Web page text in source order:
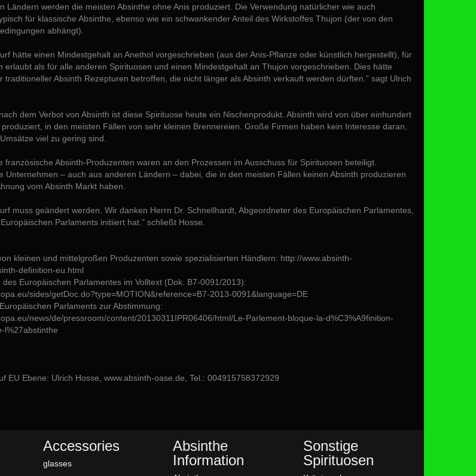
Ländern werden die meisten Absinthe ohne Anis produziert. Die Verwendung natürlicher wie auch
für klassische Absinthe, ebenso wie ein schwankender Anteil des Wirkstoffes Thujon (der von den
abhängt).
hätte einen Mindestgehalt an Anethol vorgeschrieben (aus der Anis-Pflanze oder künstlich hergestellt), für
erlaubt als für alle anderen Spirituosen und einen Mindestgehalt an Thujon vorgeschrieben. Dies hätte
traditioneller Absinth Rezepturen betroffen, die nicht länger als Absinth verkauft werden dürften.” sagt Ulrich
dem Verbot von Absinth ist diese Spirituose heute ein Nischenprodukt. Absinth wird von über einhundert
in den meisten Fällen von sehr kleinen Brennereien. Große Firmen haben kein Interesse daran,
viel zu gering sind.
französische Absinth-Produzenten waren an den Prozessen im Ausschuss für Spirituosen beteiligt.
Unternehmen – auch aus anderen Ländern – dabei, die in den meisten Fällen keinen Absinth produzieren
vom Absinth Markt haben.
muss geändert werden. Wir danken Herrn Dr. Schnellhardt, Abgeordneter des Europäischen Parlamentes,
Parlaments initiiert hat.” schließt Hosse.
kleinen und mittelgroßen Produzenten sowie spezialisierten Händlern: http://www.absinth-
definition-eu.html
Europäischen Parlamentes im Volltext (Dok. B7-0091/2013):
sides/getDoc.do?type=MOTION&reference=B7-2013-0091&language=DE
Parlaments zur Abstimmung:
news/de/pressroom/content/20130311IPR06406/html/Le-Parlement-bloque-la-d%C3%A9finition-
l%27abstinthe
EU Ebene: Ulrich Hosse, www.absinth-oase.de, Tel.: 004915758372929
Accessories
glasses
Absinthe
Information
Sonstige
Spirituosen